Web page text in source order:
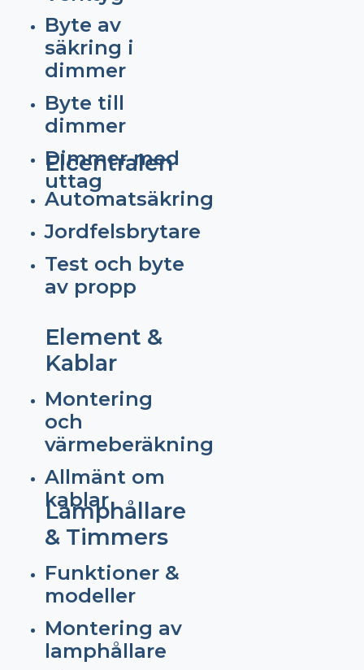
Byte av
säkring i
dimmer
Byte till
dimmer
Dimmer med
uttag
Elcentralen
Automatsäkring
Jordfelsbrytare
Test och byte
av propp
Element &
Kablar
Montering
och
värmeberäkning
Allmänt om
kablar
Lamphållare
& Timmers
Funktioner &
modeller
Montering av
lamphållare